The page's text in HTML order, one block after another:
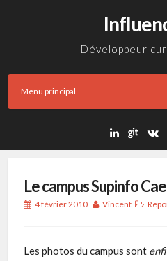
Développeur
Menu principal
Le campus Supinfo
4 février 2010 Vincent
Les photos du campus sont